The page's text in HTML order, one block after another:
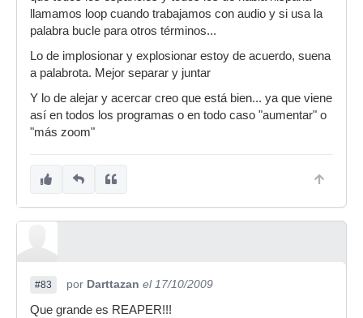
Gracias de antemano!
http://stashbox.org/662686/reaper-
menu_15-10-2009.zip
he visto por ahi un par de defectos, no de
traduccion, que esta correcta, sino mas bien de
traduccion al español como bucle, que te
lo de implosionar y explosionar suena un poco
acercar y alejar tambien se entiende mejor zoom
llamamos loop cuando trabajamos con audio y si usa la
palabra bucle para otros términos...
Lo de implosionar y explosionar estoy de acuerdo, suena
a palabrota. Mejor separar y juntar
Y lo de alejar y acercar creo que está bien... ya que viene
así en todos los programas o en todo caso "aumentar" o
"más zoom"
#83 por Darttazan el 17/10/2009
Que grande es REAPER!!!